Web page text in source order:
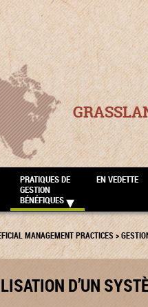
PRATIQUES DE
GESTION
BÉNÉFIQUES
EN VEDETTE
MANAGEMENT PRACTICES>
D’UN